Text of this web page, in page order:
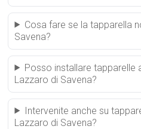
Cosa fare se la tapparella
Savena?
Posso installare tapparelle
Lazzaro di Savena?
Intervenite anche su
Lazzaro di Savena?